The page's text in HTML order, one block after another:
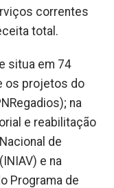
correntes
total.
situa em 74
os projetos do
na
e reabilitação
de
e na
Programa de